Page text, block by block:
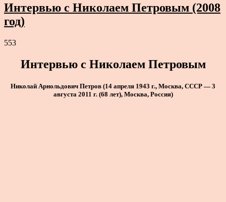
Интервью с Николаем Петровым (2008
год)
553
Интервью с Николаем Петровым
Николай Арнольдович Петров (14 апреля 1943 г., Москва, СССР — 3
августа 2011 г. (68 лет), Москва, Россия)